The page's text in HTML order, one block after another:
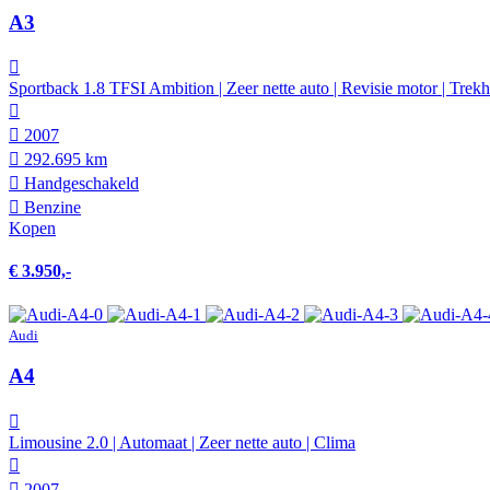
A3
Sportback 1.8 TFSI Ambition | Zeer nette auto | Revisie motor |
2007
292.695 km
Hand­geschakeld
Benzine
Kopen
€ 3.950,-
Audi
A4
Limousine 2.0 | Automaat | Zeer nette auto | Clima